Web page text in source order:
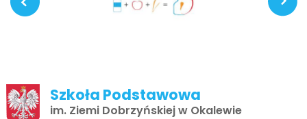
Szkoła Podstawowa
im. Ziemi Dobrzyńskiej w Okalewie